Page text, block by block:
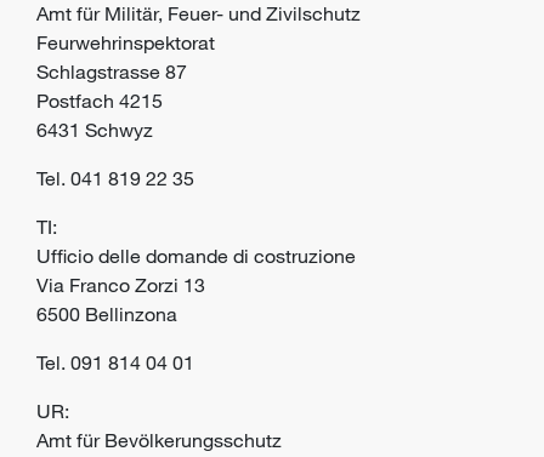
Amt für Militär, Feuer- und Zivilschutz
Feurwehrinspektorat
Schlagstrasse 87
Postfach 4215
6431 Schwyz
Tel. 041 819 22 35
TI:
Ufficio delle domande di costruzione
Via Franco Zorzi 13
6500 Bellinzona
Tel. 091 814 04 01
UR:
Amt für Bevölkerungsschutz